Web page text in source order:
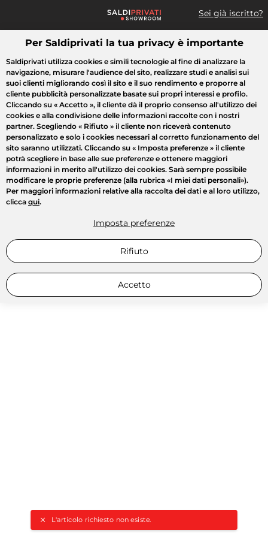
Sei già iscritto?
Cosa cerchi?
L'articolo richiesto non esiste.
Tutte le vendite Moda Casa Bellezza Elettrodomestici
Per Saldiprivati la tua privacy è importante
Saldiprivati utilizza cookies e simili tecnologie al fine di analizzare la
navigazione, misurare l'audience del sito, realizzare studi e analisi sui
suoi clienti migliorando così il sito e il suo rendimento e proporre al
cliente pubblicità personalizzate basate sui propri interessi e profilo.
Cliccando su « Accetto », il cliente dà il proprio consenso all'utilizzo dei
cookies e alla condivisione delle informazioni raccolte con i nostri
partner. Scegliendo « Rifiuto » il cliente non riceverà contenuto
personalizzato e solo i cookies necessari al corretto funzionamento del
sito saranno utilizzati. Cliccando su « Imposta preferenze » il cliente
potrà scegliere in base alle sue preferenze e ottenere maggiori
informazioni in merito all'utilizzo dei cookies. Sarà sempre possibile
modificare le proprie preferenze (alla rubrica «I miei dati personali»).
Per maggiori informazioni relative alla raccolta dei dati e al loro utilizzo,
clicca qui.
Imposta preferenze
Rifiuto
Accetto